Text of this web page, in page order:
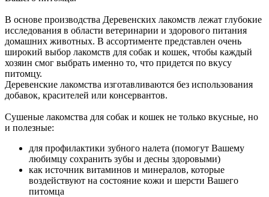
В основе производства Деревенских лакомств лежат глубокие
исследования в области ветеринарии и здорового питания
домашних животных. В ассортименте представлен очень
широкий выбор лакомств для собак и кошек, чтобы каждый
хозяин смог выбрать именно то, что придется по вкусу
питомцу.
Деревенские лакомства изготавливаются без использования
добавок, красителей или консервантов.
Сушеные лакомства для собак и кошек не только вкусные, но
и полезные:
для профилактики зубного налета (помогут Вашему
любимцу сохранить зубы и десны здоровыми)
как источник витаминов и минералов, которые
воздействуют на состояние кожи и шерсти Вашего
питомца